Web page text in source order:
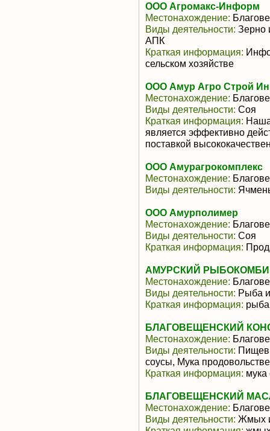
ООО Агромакс-Информ
Местонахождение:
Виды деятельности: Зерно
АПК
Краткая информация:
сельском хозяйстве
ООО Амур Агро Строй
Местонахождение:
Виды деятельности: Соя
Краткая информация:
является эффективно
поставкой
ООО Амурагрокомплекс
Местонахождение:
Виды деятельности:
ООО Амурполимер
Местонахождение:
Виды деятельности: Соя
Краткая информация:
АМУРСКИЙ
Местонахождение:
Виды деятельности: Рыба
Краткая информация:
БЛАГОВЕЩЕНСКИЙ
Местонахождение:
Виды деятельности:
соусы, Мука
Краткая информация: мука
БЛАГОВЕЩЕНСКИЙ
Местонахождение:
Виды деятельности: Жмых